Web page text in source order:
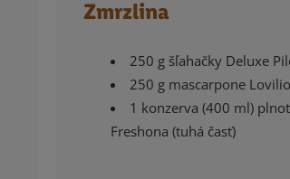
Zmrzlina
250 g šľahačky Deluxe
250 g mascarpone Lovilio
1 konzerva (400 ml)
Freshona (tuhá časť)